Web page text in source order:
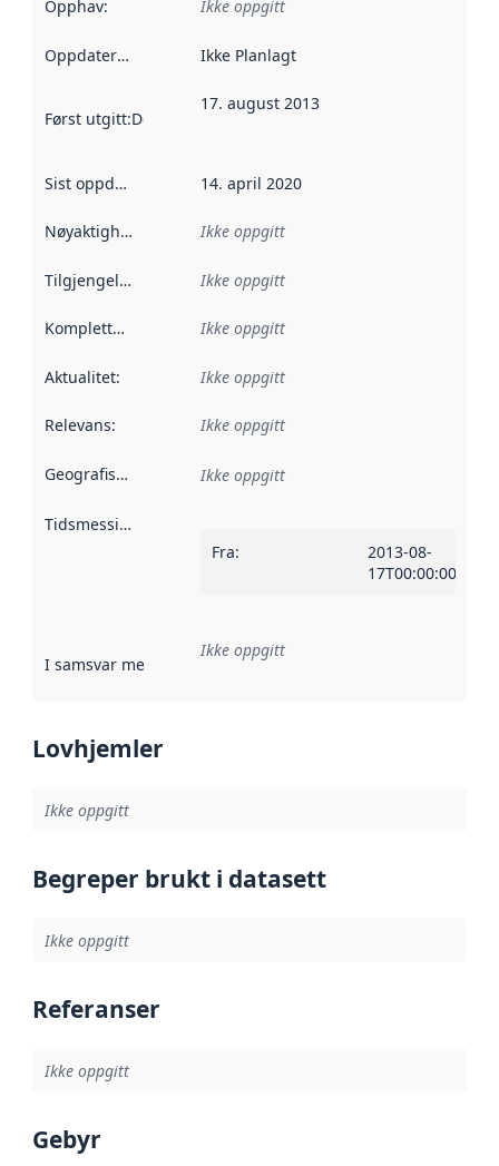
Opphav: Ikke oppgitt
Oppdateringsfrekvens :
Ikke Planlagt
Først utgitt:Denne datoen sier når dataene i dette
17. august 2013
Sist oppdatert 14. april 2020
Nøyaktighet Ikke oppgitt
Tilgjengelighet Ikke oppgitt
Kompletthet Ikke oppgitt
Aktualitet: Ikke oppgitt
Relevans: Ikke oppgitt
Geografisk avgrensning :
Ikke oppgitt
Tidsmessig avgrensning
Fra:
2013-08-
17T00:00:00Z
I samsvar med Referanse til en implementasjonsregel
Ikke oppgitt
Lovhjemler
Ikke oppgitt
Begreper brukt i datasett
Ikke oppgitt
Referanser
Ikke oppgitt
Gebyr